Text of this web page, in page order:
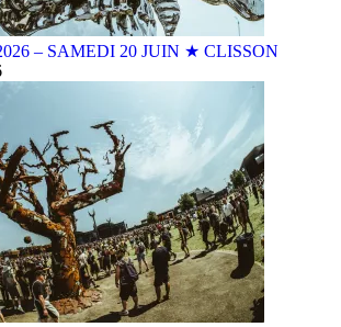
– SAMEDI 20 JUIN ★ CLISSON